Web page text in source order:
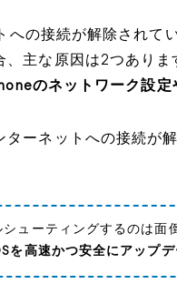
への接続が解除されて
、主な原因は2つありま
のネットワーク設
ターネットへの接続が
ューティングするのは面
を高速かつ安全にアップデ